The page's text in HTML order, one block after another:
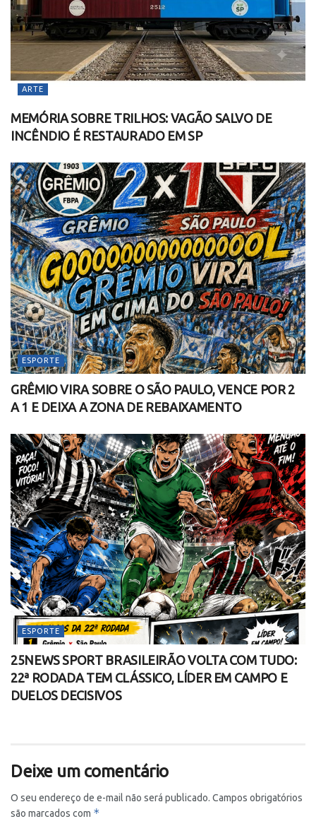
ARTE
MEMÓRIA SOBRE TRILHOS: VAGÃO SALVO DE
INCÊNDIO É RESTAURADO EM SP
ESPORTE
GRÊMIO VIRA SOBRE O SÃO PAULO, VENCE POR 2
A 1 E DEIXA A ZONA DE REBAIXAMENTO
ESPORTE
25NEWS SPORT BRASILEIRÃO VOLTA COM TUDO:
22ª RODADA TEM CLÁSSICO, LÍDER EM CAMPO E
DUELOS DECISIVOS
Deixe um comentário
O seu endereço de e-mail não será publicado. Campos obrigatórios
são marcados com *